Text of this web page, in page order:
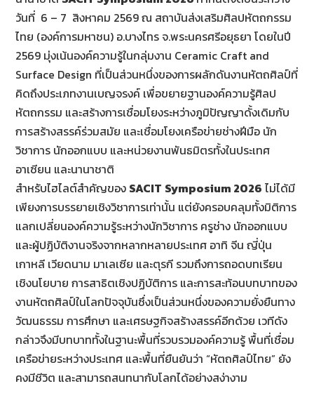
วันที่ 6 – 7 สิงหาคม 2569 ณ สถาบันส่งเสริมศิลปหัตถกรรม
ไทย (องค์การมหาชน) อ.บางไทร จ.พระนครศรีอยุธยา โดยในปี
2569 มุ่งเน้นองค์ความรู้ในกลุ่มงาน Ceramic Craft and
Surface Design ที่เป็นส่วนหนึ่งของการผลักดันงานหัตถศิลป์ที่
คิดถึงประเภทงานเบญจรงค์ เพื่อขยายฐานองค์ความรู้ศิลป
หัตถกรรม และสร้างการเชื่อมโยงระหว่างภูมิปัญญาดั้งเดิมกับ
การสร้างสรรค์ร่วมสมัย และเชื่อมโยงเครือข่ายช่างฝีมือ นัก
วิชาการ นักออกแบบ และหน่วยงานพันธมิตรทั้งในประเทศ
อาเซียน และนานาชาติ
สำหรับไฮไลต์สำคัญของ SACIT Symposium 2026 ไม่ได้มี
เพียงการบรรยายเชิงวิชาการเท่านั้น แต่ยังครอบคลุมทั้งมิติการ
แลกเปลี่ยนองค์ความรู้ระหว่างนักวิชาการ ครูช่าง นักออกแบบ
และผู้ปฏิบัติงานจริงจากหลากหลายประเทศ อาทิ จีน ญี่ปุ่น
เกาหลี เวียดนาม มาเลเซีย และตุรกี รวมถึงการถอดบทเรียน
เชิงนโยบาย การสาธิตเชิงปฏิบัติการ และการสะท้อนบทบาทของ
งานหัตถศิลป์ในโลกปัจจุบันซึ่งเป็นส่วนหนึ่งของความยั่งยืนทาง
วัฒนธรรม การศึกษา และเศรษฐกิจสร้างสรรค์อีกด้วย เวทีดัง
กล่าวจึงมีบทบาททั้งในฐานะพื้นที่รวบรวมองค์ความรู้ พื้นที่เชื่อม
เครือข่ายระหว่างประเทศ และพื้นที่ยืนยันว่า “หัตถศิลป์ไทย” ยัง
คงมีชีวิต และสามารถสนทนากับโลกได้อย่างสง่างาม